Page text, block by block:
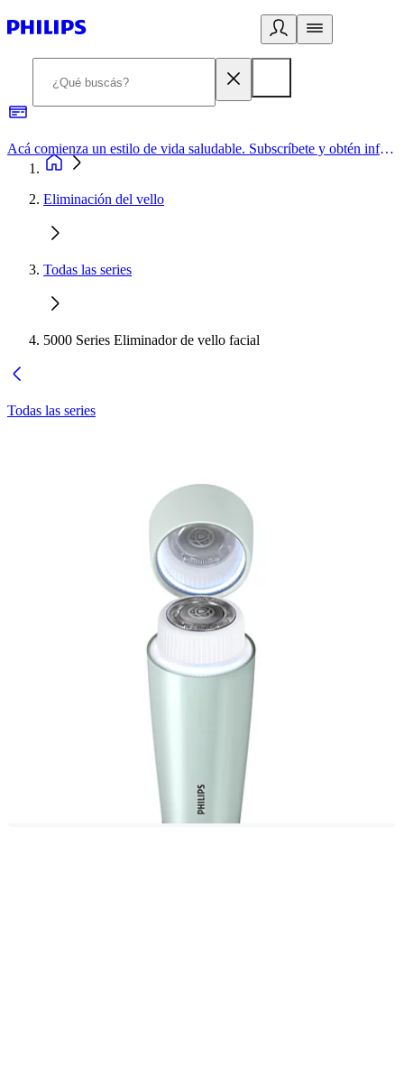
Acá comienza un estilo de vida saludable. Subscríbete y obtén información de primera mano
Eliminación del vello
Todas las series
5000 Series Eliminador de vello facial
Todas las series